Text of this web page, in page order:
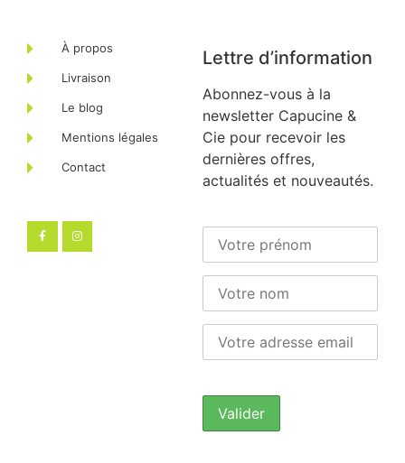
À propos
Livraison
Le blog
Mentions légales
Contact
Lettre d’information
Abonnez-vous à la
newsletter Capucine &
Cie pour recevoir les
dernières offres,
actualités et nouveautés.